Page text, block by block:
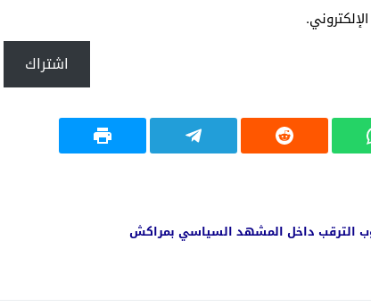
اشتراك
الترقب داخل المشهد السياسي بمراكش